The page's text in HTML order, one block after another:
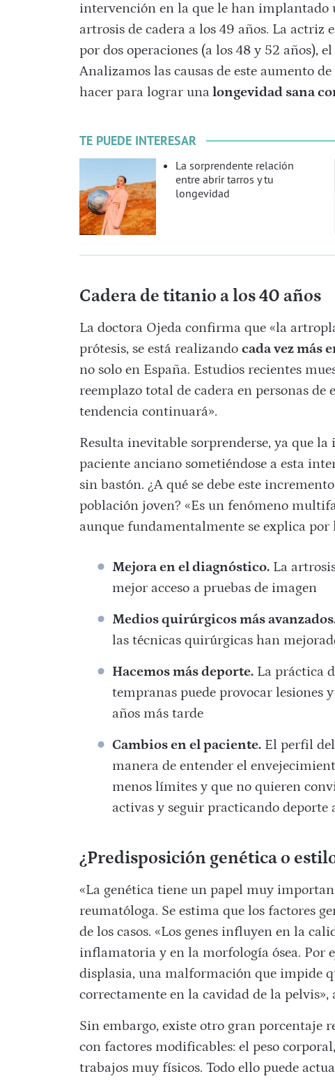
intervención en la que le han implantado
artrosis de cadera a los 49 años. La actriz
por dos operaciones (a los 48 y 52 años),
Analizamos las causas de este aumento
hacer para lograr unalongevidad sana
TE PUEDE INTERESAR
La sorprendente relación
entre abrir tarros y tu
longevidad
Cadera de titanio a los 40 años
La doctora Ojeda confirma que «la
prótesis, se está realizando cada vez más
no solo en España. Estudios recientes
reemplazo total de cadera en personas de
tendencia continuará».
Resulta inevitable sorprenderse, ya que
paciente anciano sometiéndose a esta
sin bastón. ¿A qué se debe este
población joven? «Es un fenómeno
aunque fundamentalmente se explica por
Mejora en el diagnóstico. La
mejor acceso a pruebas de imagen
Medios quirúrgicos más
las técnicas quirúrgicas han
Hacemos más deporte. La práctica
tempranas puede provocar lesiones
años más tarde
Cambios en el paciente. El perfil
manera de entender el
menos límites y que no quieren
activas y seguir practicando deporte
¿Predisposición genética o
«La genética tiene un papel muy
reumatóloga. Se estima que los factores
de los casos. «Los genes influyen en la
inflamatoria y en la morfología ósea. Por
displasia, una malformación que impide
correctamente en la cavidad de la pelvis»,
Sin embargo, existe otro gran porcentaje
con factores modificables: el peso
trabajos muy físicos. Todo ello puede